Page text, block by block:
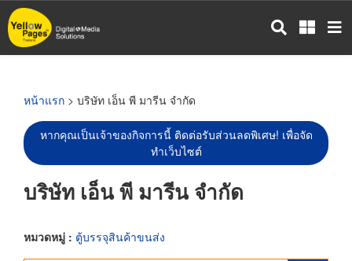
ข้าม
ไป
หน้าแรก > บริษัท เอ็น พี มารีน จำกัด
หากคุณเป็นเจ้าของกิจการนี้ ติดต่อรับส่วนลดพิเศษ! เพื่อจัด
ทำเว็บไซต์
บริษัท เอ็น พี มารีน จำกัด
หมวดหมู่ : ตู้บรรจุสินค้าขนส่ง